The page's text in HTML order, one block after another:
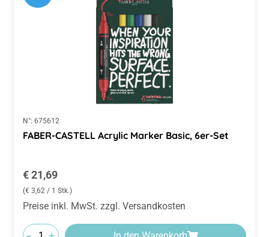
N°: 675612
FABER-CASTELL Acrylic Marker Basic, 6er-Set
Regulärer Preis:
€ 21,69
(€ 3,62 / 1 Stk.)
Preise inkl. MwSt. zzgl. Versandkosten